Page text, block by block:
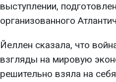
выступлении,
организованного
Йеллен сказала, что
взгляды на мировую
решительно взяла на